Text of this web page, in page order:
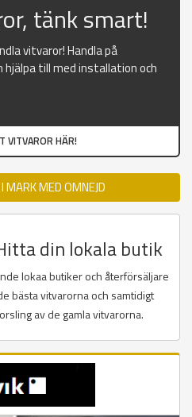
tänk smart!
vitvaror! Handla på
till med installation och
VITVAROR HÄR!
MED OMNEJD
din lokala butik
lokaa butiker och återförsäljare
bästa vitvarorna och samtidigt
av de gamla vitvarorna.